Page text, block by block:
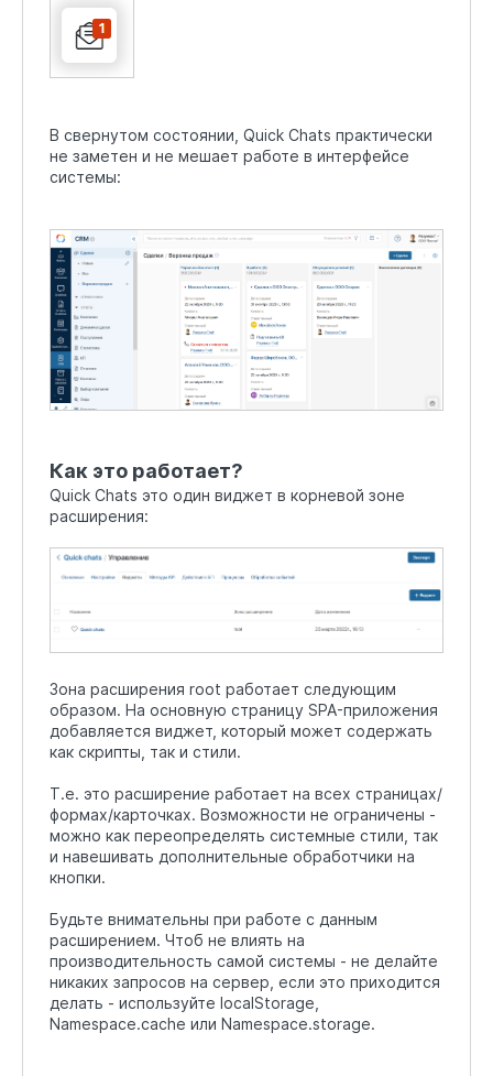
В свернутом состоянии, Quick Chats практически
не заметен и не мешает работе в интерфейсе
системы:
Как это работает?
Quick Chats это один виджет в корневой зоне
расширения:
Зона расширения root работает следующим
образом. На основную страницу SPA-приложения
добавляется виджет, который может содержать
как скрипты, так и стили.
Т.е. это расширение работает на всех страницах/
формах/карточках. Возможности не ограничены -
можно как переопределять системные стили, так
и навешивать дополнительные обработчики на
кнопки.
Будьте внимательны при работе с данным
расширением. Чтоб не влиять на
производительность самой системы - не делайте
никаких запросов на сервер, если это приходится
делать - используйте localStorage,
Namespace.cache или Namespace.storage.